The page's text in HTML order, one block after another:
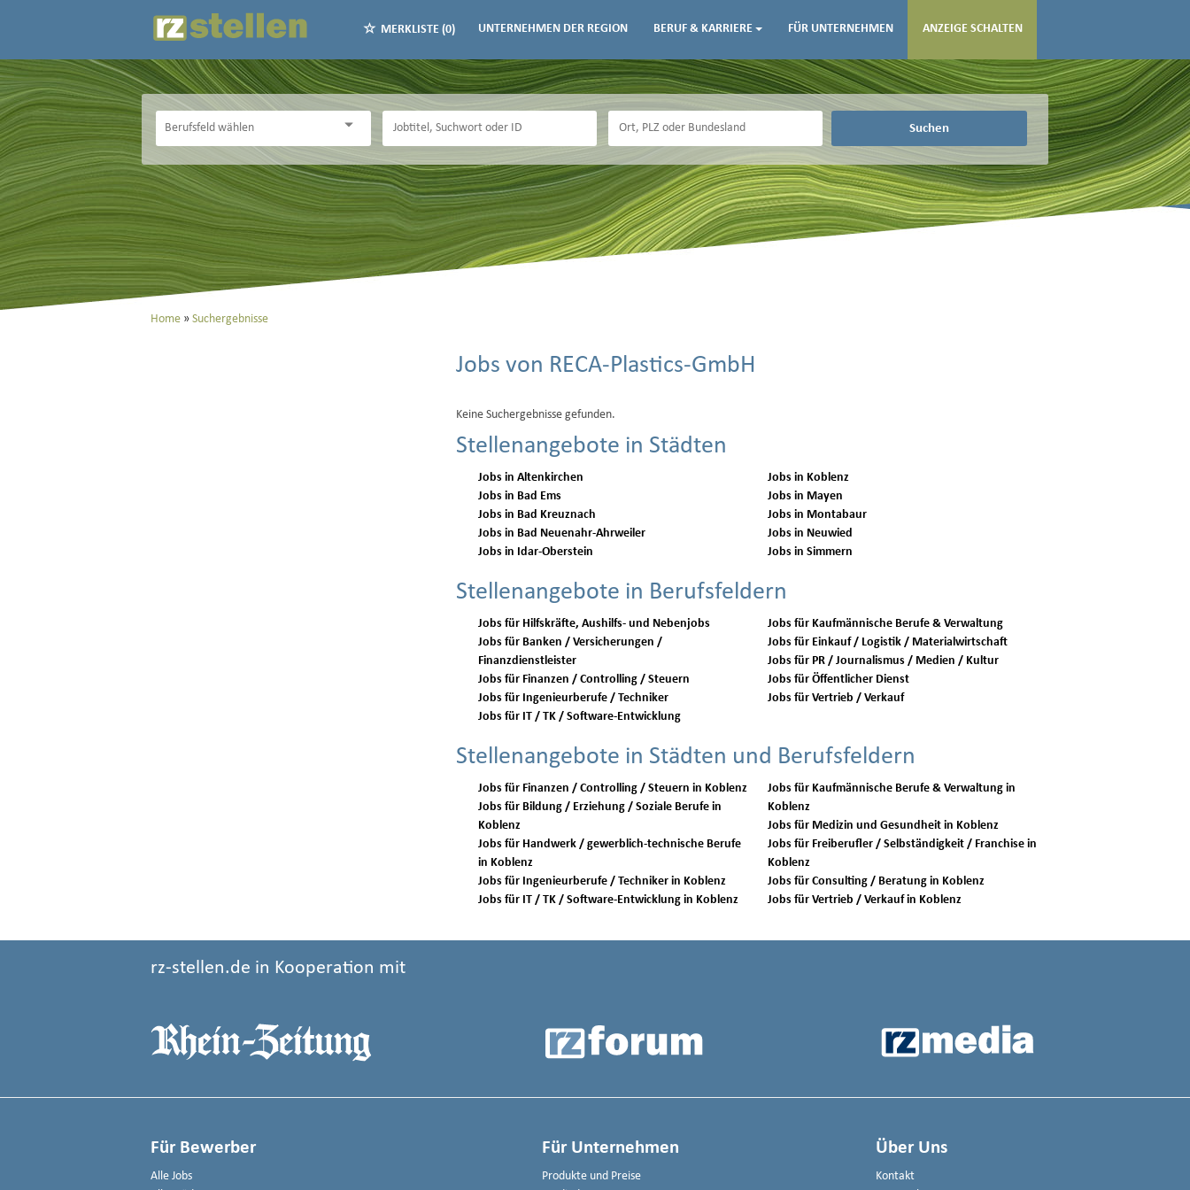
MERKLISTE (0) UNTERNEHMEN DER REGION BERUF & KARRIERE FÜR UNTERNEHMEN ANZEIGE SCHALTEN
Suchen
Home Suchergebnisse
Jobs von RECA-Plastics-GmbH
Keine Suchergebnisse gefunden.
Stellenangebote in Städten
Jobs in Altenkirchen
Jobs in Bad Ems
Jobs in Bad Kreuznach
Jobs in Bad Neuenahr-Ahrweiler
Jobs in Idar-Oberstein
Jobs in Koblenz
Jobs in Mayen
Jobs in Montabaur
Jobs in Neuwied
Jobs in Simmern
Stellenangebote in Berufsfeldern
Jobs für Hilfskräfte, Aushilfs- und Nebenjobs
Jobs für Banken / Versicherungen /
Finanzdienstleister
Jobs für Finanzen / Controlling / Steuern
Jobs für Ingenieurberufe / Techniker
Jobs für IT / TK / Software-Entwicklung
Jobs für Kaufmännische Berufe & Verwaltung
Jobs für Einkauf / Logistik / Materialwirtschaft
Jobs für PR / Journalismus / Medien / Kultur
Jobs für Öffentlicher Dienst
Jobs für Vertrieb / Verkauf
Stellenangebote in Städten und Berufsfeldern
Jobs für Finanzen / Controlling / Steuern in Koblenz
Jobs für Bildung / Erziehung / Soziale Berufe in
Koblenz
Jobs für Handwerk / gewerblich-technische Berufe
in Koblenz
Jobs für Ingenieurberufe / Techniker in Koblenz
Jobs für IT / TK / Software-Entwicklung in Koblenz
Jobs für Kaufmännische Berufe & Verwaltung in
Koblenz
Jobs für Medizin und Gesundheit in Koblenz
Jobs für Freiberufler / Selbständigkeit / Franchise in
Koblenz
Jobs für Consulting / Beratung in Koblenz
Jobs für Vertrieb / Verkauf in Koblenz
rz-stellen.de in Kooperation mit
Für Bewerber
Alle Jobs
Für Unternehmen
Produkte und Preise
Über Uns
Kontakt